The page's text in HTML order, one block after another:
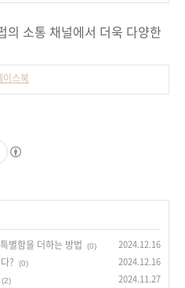
의 소통 채널에서 더욱 다양한
이스북
별함을 더하는 방법
(0) 2024.12.16
? (0) 2024.12.16
(2) 2024.11.27